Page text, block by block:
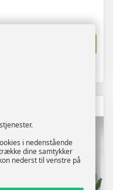
i nedenstående
dine samtykker
nederst til venstre på